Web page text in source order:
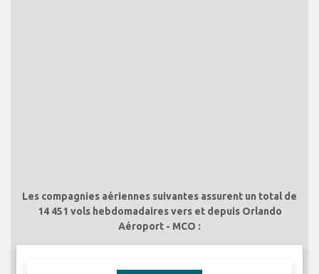
Les compagnies aériennes suivantes assurent un total de
14 451 vols hebdomadaires vers et depuis Orlando
Aéroport - MCO :